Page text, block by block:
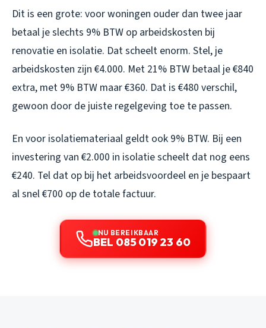
Dit is een grote: voor woningen ouder dan twee jaar
betaal je slechts 9% BTW op arbeidskosten bij
renovatie en isolatie. Dat scheelt enorm. Stel, je
arbeidskosten zijn €4.000. Met 21% BTW betaal je €840
extra, met 9% BTW maar €360. Dat is €480 verschil,
gewoon door de juiste regelgeving toe te passen.
En voor isolatiemateriaal geldt ook 9% BTW. Bij een
investering van €2.000 in isolatie scheelt dat nog eens
€240. Tel dat op bij het arbeidsvoordeel en je bespaart
al snel €700 op de totale factuur.
NU BEREIKBAAR
BEL 085 019 23 60